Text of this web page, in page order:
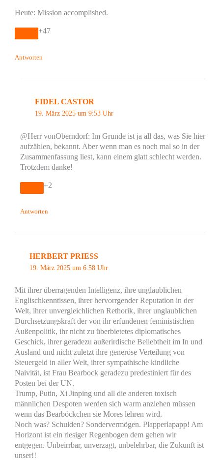
Heute: Mission accomplished.
+47
Antworten
FIDEL CASTOR
19. März 2025 um 9:53 Uhr
@Herr vonOberndorf: Im Grunde ist ja all das, was Sie hier
aufzählen, bekannt. Aber wenn man es noch mal so in der
Zusammenfassung liest, kann einem glatt schlecht werden.
Trotzdem danke!
+2
Antworten
HERBERT PRIESS
19. März 2025 um 6:58 Uhr
Mit ihrer überragenden Intelligenz, ihre unglaublichen
Englischkenntissen, ihrer hervorrgender Reputation in der
Welt, ihrer unvergleichlichen Rethorik, ihrer unglaublichen
Durchsetzungskraft der von ihr erfundenen feministischen
Außenpolitik, ihr nicht zu überbietetes diplomatisches
Geschick, ihrer geradezu außerirdische Beliebtheit im In und
Ausland und nicht zuletzt ihre generöse Verteilung von
Steuergeld in aller Welt, ihrer sympathische kindliche
Naivität, ist Frau Bearbock geradezu predestiniert für des
Posten bei der UN.
Trump, Putin, Xi Jinping und all die anderen toxisch
männlichen Despoten werden sich warm anziehen müssen
wenn das Bearböckchen sie Mores lehren wird.
Noch was? Schulden? Sondervermögen. Plapperlapapp! Am
Horizont ist ein riesiger Regenbogen dem gehen wir
entgegen. Unbeirrbar, unverzagt, unbelehrbar, die Zukunft ist
unser!!